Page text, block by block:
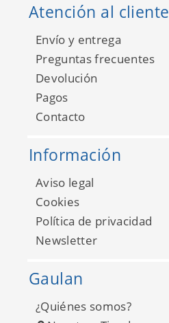
Atención al cliente
Envío y entrega
Preguntas frecuentes
Devolución
Pagos
Contacto
Información
Aviso legal
Cookies
Política de privacidad
Newsletter
Gaulan
¿Quiénes somos?